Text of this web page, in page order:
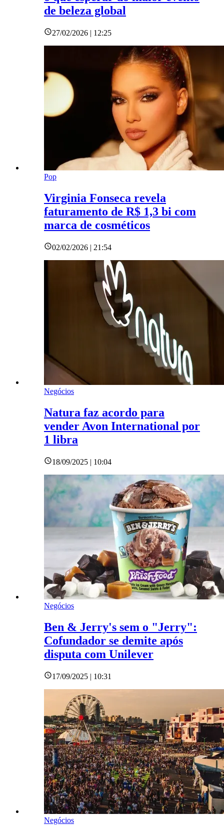
de beleza global
27/02/2026 | 12:25
Pop
Virginia Fonseca revela
faturamento de R$ 1,3 bi com
marca de cosméticos
02/02/2026 | 21:54
Negócios
Natura faz acordo para
vender Avon International por
1 libra
18/09/2025 | 10:04
Negócios
Ben & Jerry's sem o "Jerry":
Cofundador se demite após
disputa com Unilever
17/09/2025 | 10:31
Negócios